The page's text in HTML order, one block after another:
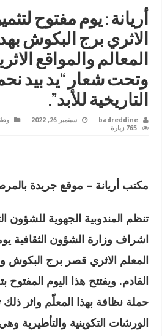
أريانة : يوم مفتوح
الاثري برج البكوش
المعالم والمواقع
وتحت شعار “يد بيد
التاريخية للأبد”.
badreddine سبتمبر 26, 2022
765 زيارة
مكتب أريانة – موقع جريدة
تنظم المندوبية الجهوية للشؤون
اشراف وزارة الشؤون الثقافية
القادم. ويفتتح هذا اليوم المفتوح
حملة نظافة بهذا المعلّم واثر
الورشات التكوينية